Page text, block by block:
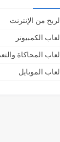
الربح من الإنترنت
ألعاب الكمبيوتر
ألعاب المحاكاة
ألعاب الموبايل